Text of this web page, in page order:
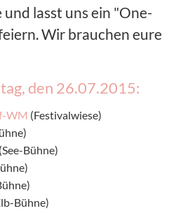
lasst uns ein "One-
Wir brauchen eure
den 26.07.2015:
WM (Festivalwiese)
(See-Bühne)
Bühne)